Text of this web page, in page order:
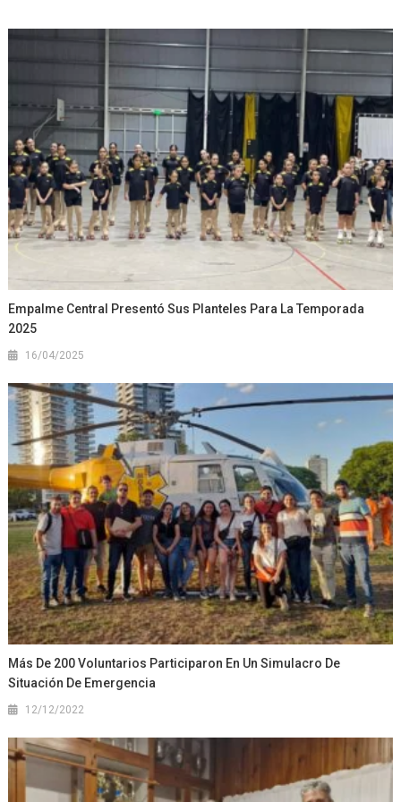
Empalme Central Presentó Sus Planteles Para La Temporada
2025
16/04/2025
Más De 200 Voluntarios Participaron En Un Simulacro De
Situación De Emergencia
12/12/2022